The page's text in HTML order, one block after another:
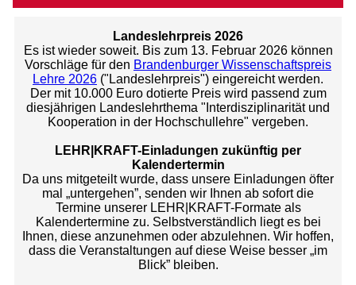
Landeslehrpreis 2026
Es ist wieder soweit. Bis zum 13. Februar 2026 können
Vorschläge für den Brandenburger Wissenschaftspreis
Lehre 2026 ("Landeslehrpreis") eingereicht werden.
Der mit 10.000 Euro dotierte Preis wird passend zum
diesjährigen Landeslehrthema "Interdisziplinarität und
Kooperation in der Hochschullehre" vergeben.
LEHR|KRAFT-Einladungen zukünftig per
Kalendertermin
Da uns mitgeteilt wurde, dass unsere Einladungen öfter
mal „untergehen”, senden wir Ihnen ab sofort die
Termine unserer LEHR|KRAFT-Formate als
Kalendertermine zu. Selbstverständlich liegt es bei
Ihnen, diese anzunehmen oder abzulehnen. Wir hoffen,
dass die Veranstaltungen auf diese Weise besser „im
Blick” bleiben.